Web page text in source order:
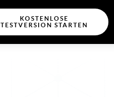
KOSTENLOSE
TESTVERSION STARTEN